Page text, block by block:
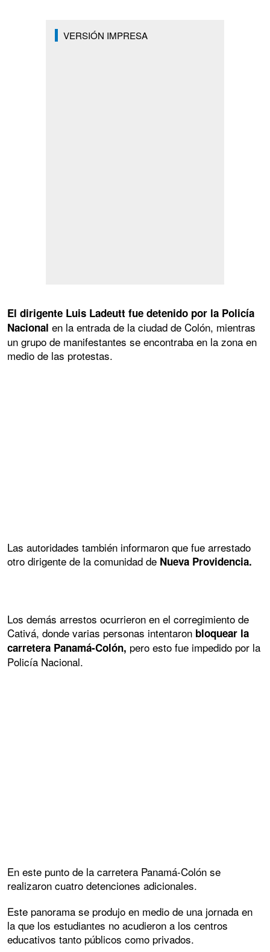
VERSIÓN IMPRESA
El dirigente Luis Ladeutt fue detenido por la Policía
Nacional en la entrada de la ciudad de Colón, mientras
un grupo de manifestantes se encontraba en la zona en
medio de las protestas.
Las autoridades también informaron que fue arrestado
otro dirigente de la comunidad de Nueva Providencia.
Los demás arrestos ocurrieron en el corregimiento de
Cativá, donde varias personas intentaron bloquear la
carretera Panamá-Colón, pero esto fue impedido por la
Policía Nacional.
En este punto de la carretera Panamá-Colón se
realizaron cuatro detenciones adicionales.
Este panorama se produjo en medio de una jornada en
la que los estudiantes no acudieron a los centros
educativos tanto públicos como privados.